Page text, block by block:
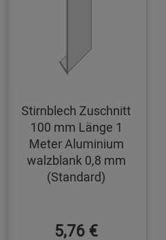
Stirnblech Zuschnitt
100 mm Länge 1
Meter Aluminium
walzblank 0,8 mm
(Standard)
5,76 €